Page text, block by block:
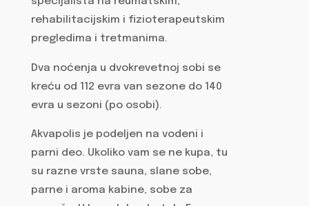
rehabilitacijskim i fizioterapeutskim
pregledima i tretmanima.
Dva noćenja u dvokrevetnoj sobi se
kreću od 112 evra van sezone do 140
evra u sezoni (po osobi).
Akvapolis je podeljen na vodeni i
parni deo. Ukoliko vam se ne kupa, tu
su razne vrste sauna, slane sobe,
parne i aroma kabine, sobe za